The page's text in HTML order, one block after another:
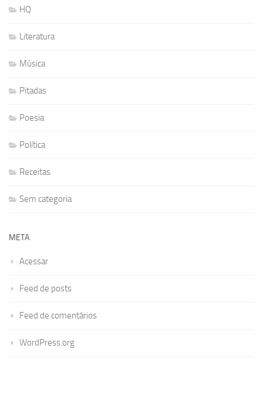
HQ
Literatura
Música
Pitadas
Poesia
Política
Receitas
Sem categoria
META
Acessar
Feed de posts
Feed de comentários
WordPress.org